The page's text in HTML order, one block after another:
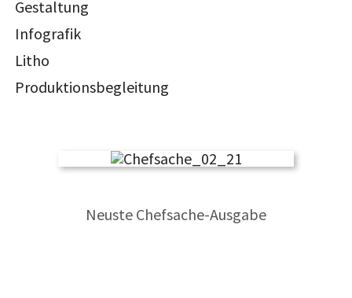
Gestaltung
Infografik
Litho
Produktionsbegleitung
Neuste Chefsache-Ausgabe